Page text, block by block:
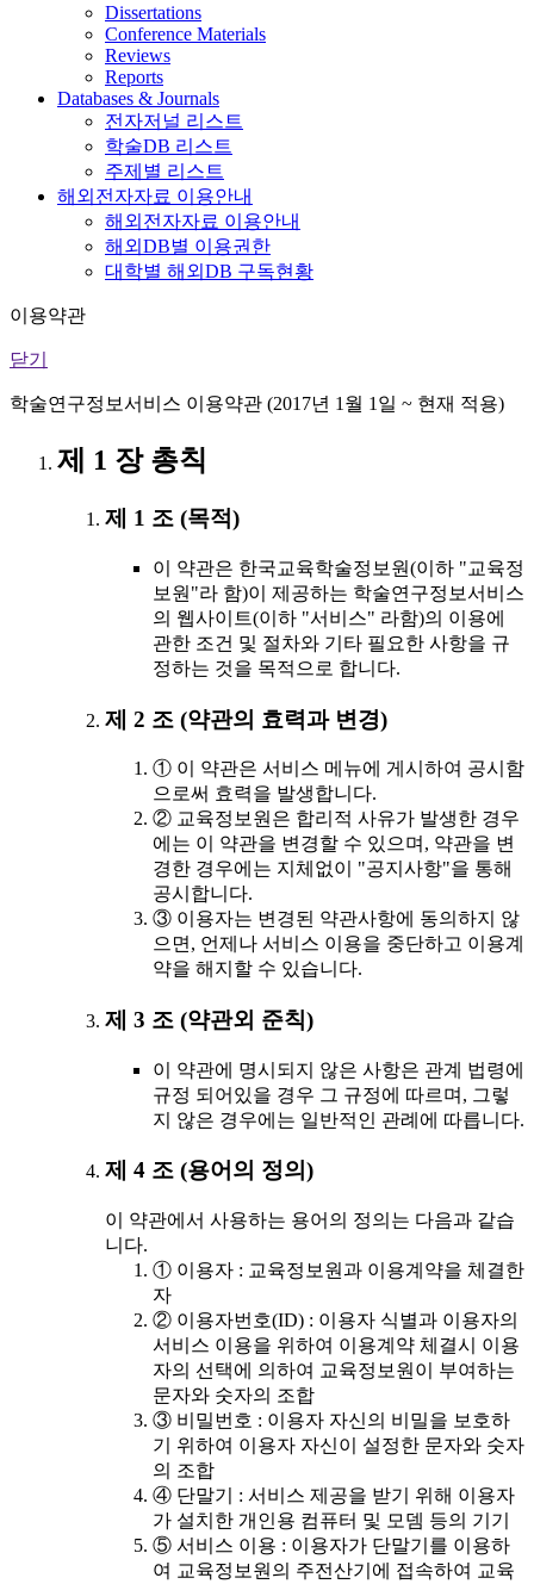
Dissertations
Conference Materials
Reviews
Reports
Databases & Journals
전자저널 리스트
학술DB 리스트
주제별 리스트
해외전자자료 이용안내
해외전자자료 이용안내
해외DB별 이용권한
대학별 해외DB 구독현황
이용약관
닫기
학술연구정보서비스 이용약관 (2017년 1월 1일 ~ 현재 적용)
제 1 장 총칙
제 1 조 (목적)
이 약관은 한국교육학술정보원(이하 "교육정
보원"라 함)이 제공하는 학술연구정보서비스
의 웹사이트(이하 "서비스" 라함)의 이용에
관한 조건 및 절차와 기타 필요한 사항을 규
정하는 것을 목적으로 합니다.
제 2 조 (약관의 효력과 변경)
① 이 약관은 서비스 메뉴에 게시하여 공시함
으로써 효력을 발생합니다.
② 교육정보원은 합리적 사유가 발생한 경우
에는 이 약관을 변경할 수 있으며, 약관을 변
경한 경우에는 지체없이 "공지사항"을 통해
공시합니다.
③ 이용자는 변경된 약관사항에 동의하지 않
으면, 언제나 서비스 이용을 중단하고 이용계
약을 해지할 수 있습니다.
제 3 조 (약관외 준칙)
이 약관에 명시되지 않은 사항은 관계 법령에
규정 되어있을 경우 그 규정에 따르며, 그렇
지 않은 경우에는 일반적인 관례에 따릅니다.
제 4 조 (용어의 정의)
이 약관에서 사용하는 용어의 정의는 다음과 같습
니다.
① 이용자 : 교육정보원과 이용계약을 체결한
자
② 이용자번호(ID) : 이용자 식별과 이용자의
서비스 이용을 위하여 이용계약 체결시 이용
자의 선택에 의하여 교육정보원이 부여하는
문자와 숫자의 조합
③ 비밀번호 : 이용자 자신의 비밀을 보호하
기 위하여 이용자 자신이 설정한 문자와 숫자
의 조합
④ 단말기 : 서비스 제공을 받기 위해 이용자
가 설치한 개인용 컴퓨터 및 모뎀 등의 기기
⑤ 서비스 이용 : 이용자가 단말기를 이용하
여 교육정보원의 주전산기에 접속하여 교육